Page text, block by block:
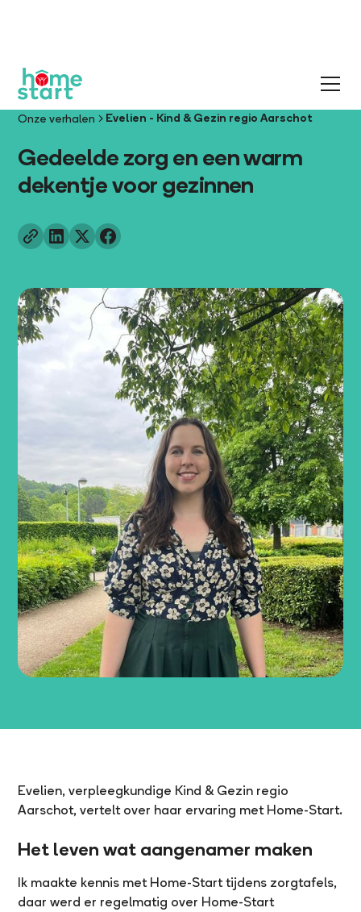
Onze verhalen Evelien - Kind & Gezin regio Aarschot
Gedeelde zorg en een warm
dekentje voor gezinnen
Evelien, verpleegkundige Kind & Gezin regio
Aarschot, vertelt over haar ervaring met Home-Start.
Het leven wat aangenamer maken
Ik maakte kennis met Home-Start tijdens zorgtafels,
daar werd er regelmatig over Home-Start